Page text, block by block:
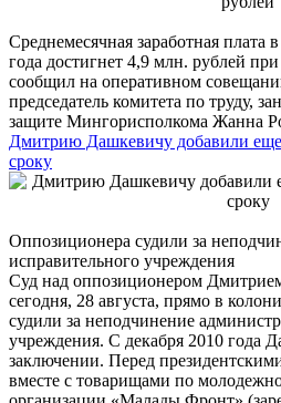
Среднемесячная заработная
года достигнет 4,9 млн. рублей
сообщил на оперативном
председатель комитета по труду,
защите Мингорисполкома Жанна
Дмитрию Дашкевичу добавили
сроку
Оппозиционера судили за
исправительного учреждения
Суд над оппозиционером
сегодня, 28 августа, прямо в
судили за неподчинение
учреждения. С декабря 2010 года
заключении. Перед
вместе с товарищами по